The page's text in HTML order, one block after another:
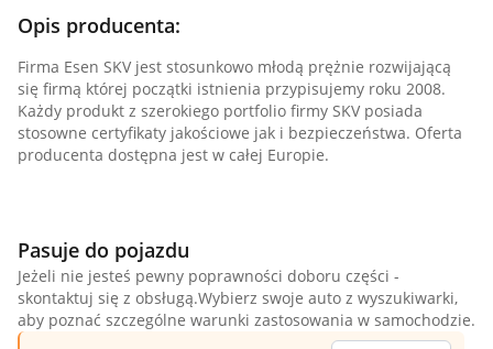
Opis producenta:
Firma Esen SKV jest stosunkowo młodą prężnie rozwijającą
się firmą której początki istnienia przypisujemy roku 2008.
Każdy produkt z szerokiego portfolio firmy SKV posiada
stosowne certyfikaty jakościowe jak i bezpieczeństwa. Oferta
producenta dostępna jest w całej Europie.
Pasuje do pojazdu
Jeżeli nie jesteś pewny poprawności doboru części -
skontaktuj się z obsługą.Wybierz swoje auto z wyszukiwarki,
aby poznać szczególne warunki zastosowania w samochodzie.